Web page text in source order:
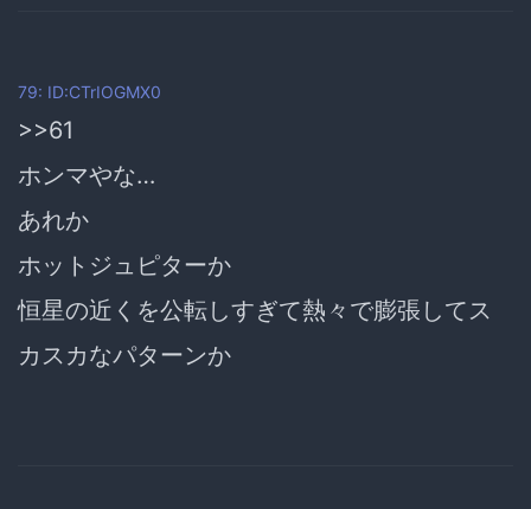
79: ID:CTrIOGMX0
>>61
ホンマやな…
あれか
ホットジュピターか
恒星の近くを公転しすぎて熱々で膨張してス
カスカなパターンか